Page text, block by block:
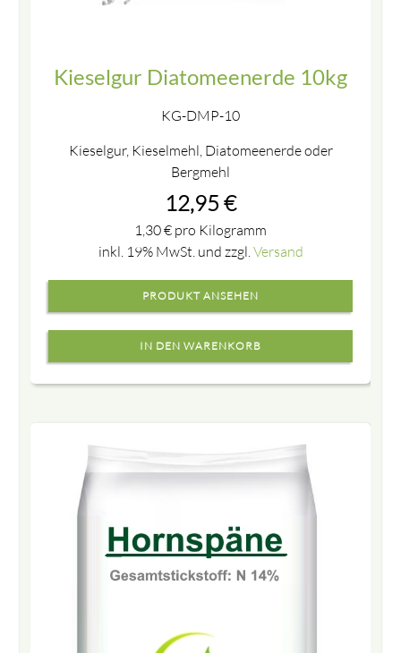
Kieselgur Diatomeenerde 10kg
KG-DMP-10
Kieselgur, Kieselmehl, Diatomeenerde oder
Bergmehl
12,95 €
1,30€ pro Kilogramm
inkl. 19% MwSt. und zzgl.Versand
PRODUKT ANSEHEN